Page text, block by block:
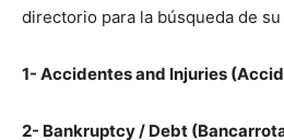
directorio para la búsqueda de
1- Accidentes and Injuries
2- Bankruptcy / Debt